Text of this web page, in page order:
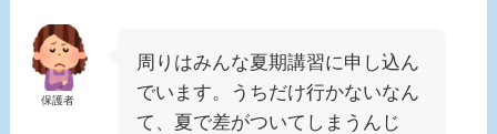
保護者
周りはみんな夏期講習に申し込ん
でいます。うちだけ行かないなん
て、夏で差がついてしまうんじ